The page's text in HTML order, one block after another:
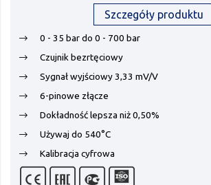
Szczegóły produktu
0 - 35 bar do 0 - 700 bar
Czujnik bezrtęciowy
Sygnał wyjściowy 3,33 mV/V
6-pinowe złącze
Dokładność lepsza niż 0,50%
Używaj do 540°C
Kalibracja cyfrowa